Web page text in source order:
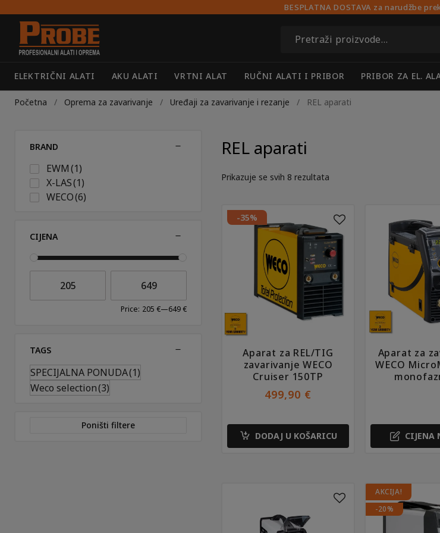
BESPLATNA DOSTAVA za narudžbe
ELEKTRIČNI ALATI AKU ALATI VRTNI ALAT RUČNI ALATI I PRIBOR PRIBOR ZA EL.
Pretraži:
Preskoči
na
navigaciju
Skoči
do
sadržaja
Početna / Oprema za zavarivanje / Uređaji za zavarivanje i rezanje / REL aparati
REL aparati
Prikazuje se svih 8 rezultata
Aparat za REL/TIG
zavarivanje WECO
Cruiser 150TP
-35%
499,90 €
DODAJ U KOŠARICU
Aparat za
WECO
CIJENA
AKCIJA!
-20%
BRAND
EWM(1)
X-LAS(1)
WECO(6)
CIJENA
Price: 205 €—649 €
TAGS
SPECIJALNA PONUDA(1)
Weco selection(3)
Poništi filtere